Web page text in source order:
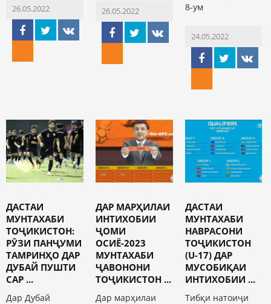
26.05.2022 26.05.2022
8-ум
24.05.2022
ДАСТАИ
МУНТАХАБИ
ТОҶИКИСТОН:
РӮЗИ ПАНҶУМИ
ТАМРИНҲО ДАР
ДУБАЙ ПУШТИ
САР ...
Дар Дубай
ДАР МАРҲИЛАИ
ИНТИХОБИИ
ҶОМИ
ОСИЁ-2023
МУНТАХАБИ
ҶАВОНОНИ
ТОҶИКИСТОН ...
Дар марҳилаи
ДАСТАИ
МУНТАХАБИ
НАВРАСОНИ
ТОҶИКИСТОН
(U-17) ДАР
МУСОБИҚАИ
ИНТИХОБИИ ...
Тибқи натоиҷи